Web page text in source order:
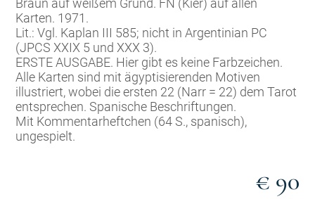
Braun auf weißem Grund. FN (Kier) auf allen
Karten. 1971.
Lit.: Vgl. Kaplan III 585; nicht in Argentinian PC
(JPCS XXIX 5 und XXX 3).
ERSTE AUSGABE. Hier gibt es keine Farbzeichen.
Alle Karten sind mit ägyptisierenden Motiven
illustriert, wobei die ersten 22 (Narr = 22) dem Tarot
entsprechen. Spanische Beschriftungen.
Mit Kommentarheftchen (64 S., spanisch),
ungespielt.
€ 90